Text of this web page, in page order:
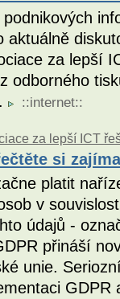
aktuálně
za lepší
odborného
::internet::
za lepší ICT
si
platit
v
údajů -
přináší
unie.